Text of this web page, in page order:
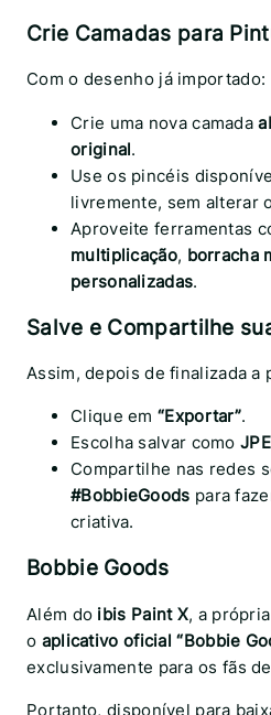
Crie Camadas para
Com o desenho já importado:
Crie uma nova camada
original.
Use os pincéis
livremente, sem alterar
Aproveite ferramentas
multiplicação, borracha
personalizadas.
Salve e Compartilhe
Assim, depois de finalizada a
Clique em “Exportar”.
Escolha salvar como
Compartilhe nas redes
#BobbieGoods para
criativa.
Bobbie Goods
Além do ibis Paint X, a
o aplicativo oficial “Bobbie
exclusivamente para os fãs
Portanto, disponível para